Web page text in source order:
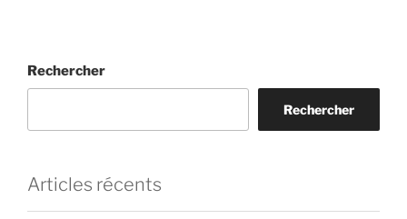
Rechercher
Rechercher
Articles récents